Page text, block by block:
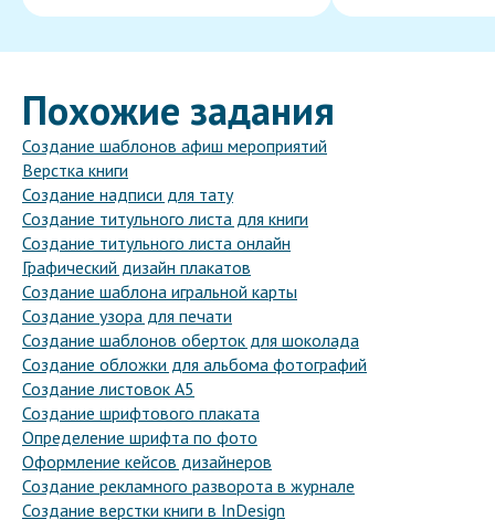
Похожие задания
Создание шаблонов афиш мероприятий
Верстка книги
Создание надписи для тату
Создание титульного листа для книги
Создание титульного листа онлайн
Графический дизайн плакатов
Создание шаблона игральной карты
Создание узора для печати
Создание шаблонов оберток для шоколада
Создание обложки для альбома фотографий
Создание листовок A5
Создание шрифтового плаката
Определение шрифта по фото
Оформление кейсов дизайнеров
Создание рекламного разворота в журнале
Создание верстки книги в InDesign